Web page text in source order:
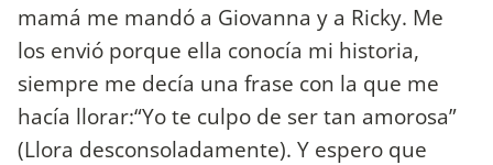
mamá me mandó a Giovanna y a Ricky. Me
los envió porque ella conocía mi historia,
siempre me decía una frase con la que me
hacía llorar:“Yo te culpo de ser tan amorosa”
(Llora desconsoladamente). Y espero que